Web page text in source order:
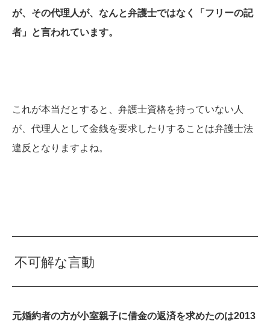
が、その代理人が、なんと弁護士ではなく「フリーの記
者」と言われています。
これが本当だとすると、弁護士資格を持っていない人
が、代理人として金銭を要求したりすることは弁護士法
違反となりますよね。
不可解な言動
元婚約者の方が小室親子に借金の返済を求めたのは2013